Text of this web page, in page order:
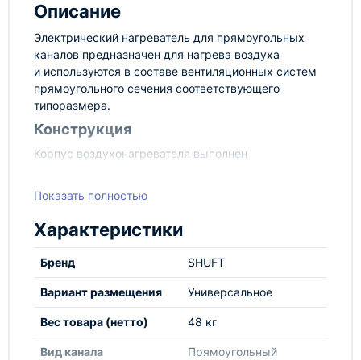
Описание
Электрический нагреватель для прямоугольных
каналов предназначен для нагрева воздуха
и используются в составе вентиляционных систем
прямоугольного сечения соответствующего
типоразмера.
Конструкция
Корпус воздухонагревателя выполнен
Воздухонагреватель оснащен двухступенчатой
защитой от перегрева. Воздухонагреватель
не оснащен встроенным регулятором температуры
воздуха, но может работать с внешним
электронным регулятором температуры ТС.
Минимальный расход воздуха соответствует
воздухонагреватель обеспечивает максимальную
температуру воздуха на выходе +50 °С.
Показать полностью
Характеристики
Бренд SHUFT
Вариант размещения Универсальное
Вес товара (нетто) 48 кг
Вид канала Прямоугольный